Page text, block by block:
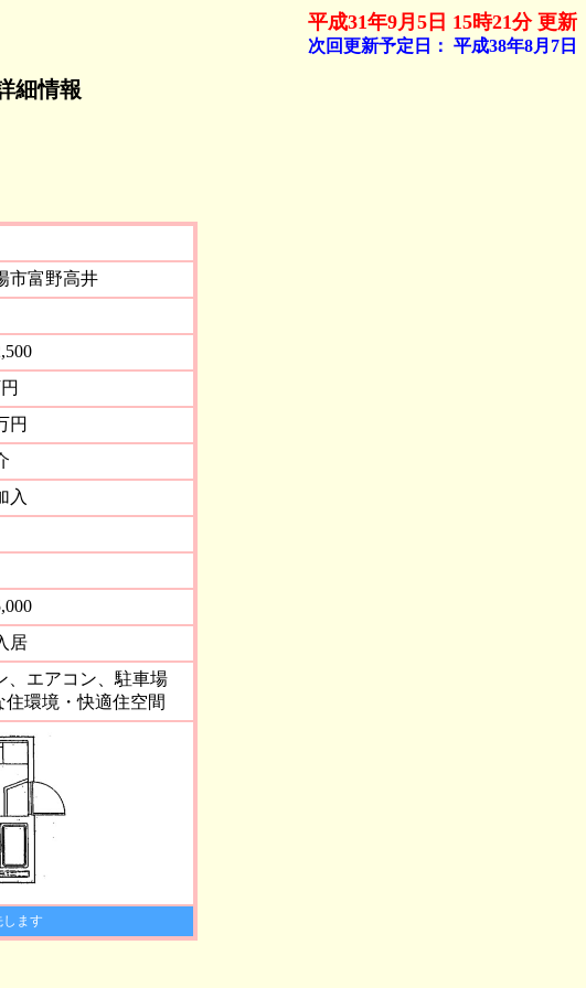
平成31年9月5日 15時21分 更新
次回更新予定日： 平成38年8月7日
細情報
市富野高井
円
入
居
、エアコン、駐車場
住環境・快適住空間
します